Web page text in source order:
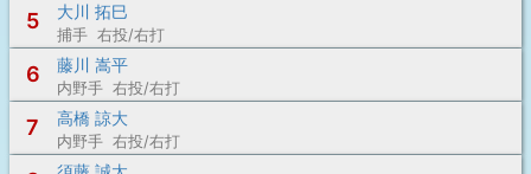
5 大川 拓巳
捕手 右投/右打
6 藤川 嵩平
内野手 右投/右打
7 高橋 諒大
内野手 右投/右打